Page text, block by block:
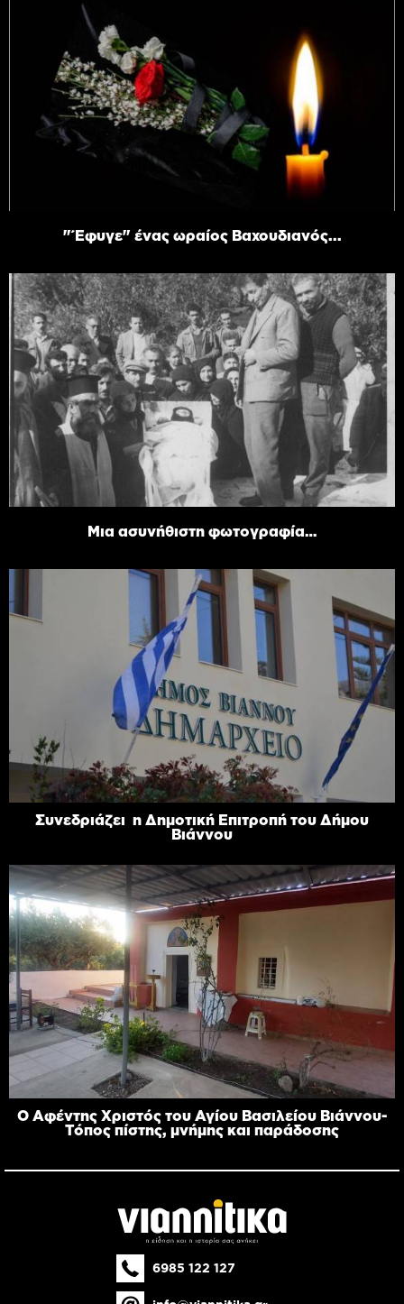
"Έφυγε" ένας ωραίος Βαχουδιανός...
Μια ασυνήθιστη φωτογραφία…
Συνεδριάζει η Δημοτική Επιτροπή του Δήμου
Βιάννου
Ο Αφέντης Χριστός του Αγίου Βασιλείου Βιάννου-
Τόπος πίστης, μνήμης και παράδοσης
6985 122 127